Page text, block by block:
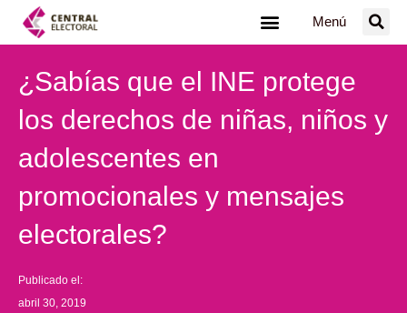
Menú
¿Sabías que el INE protege
los derechos de niñas, niños y
adolescentes en
promocionales y mensajes
electorales?
Publicado el:
abril 30, 2019